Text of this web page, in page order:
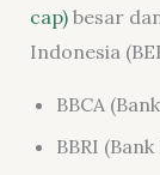
cap)besar
Indonesia
BBCA
BBRI (Bank